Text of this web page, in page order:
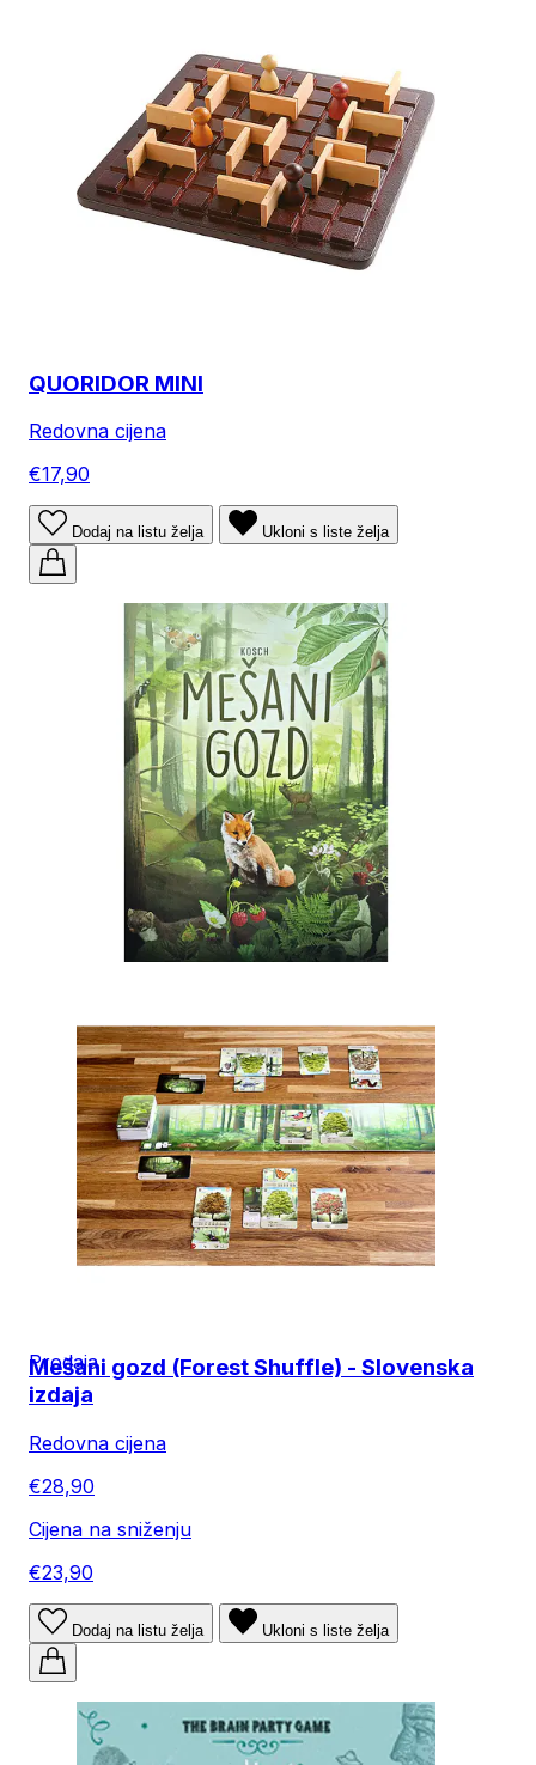
QUORIDOR MINI
Redovna cijena
€17,90
Dodaj na listu želja Ukloni s liste želja
Prodaja
Mešani gozd (Forest Shuffle) - Slovenska
izdaja
Redovna cijena
€28,90
Cijena na sniženju
€23,90
Dodaj na listu želja Ukloni s liste želja